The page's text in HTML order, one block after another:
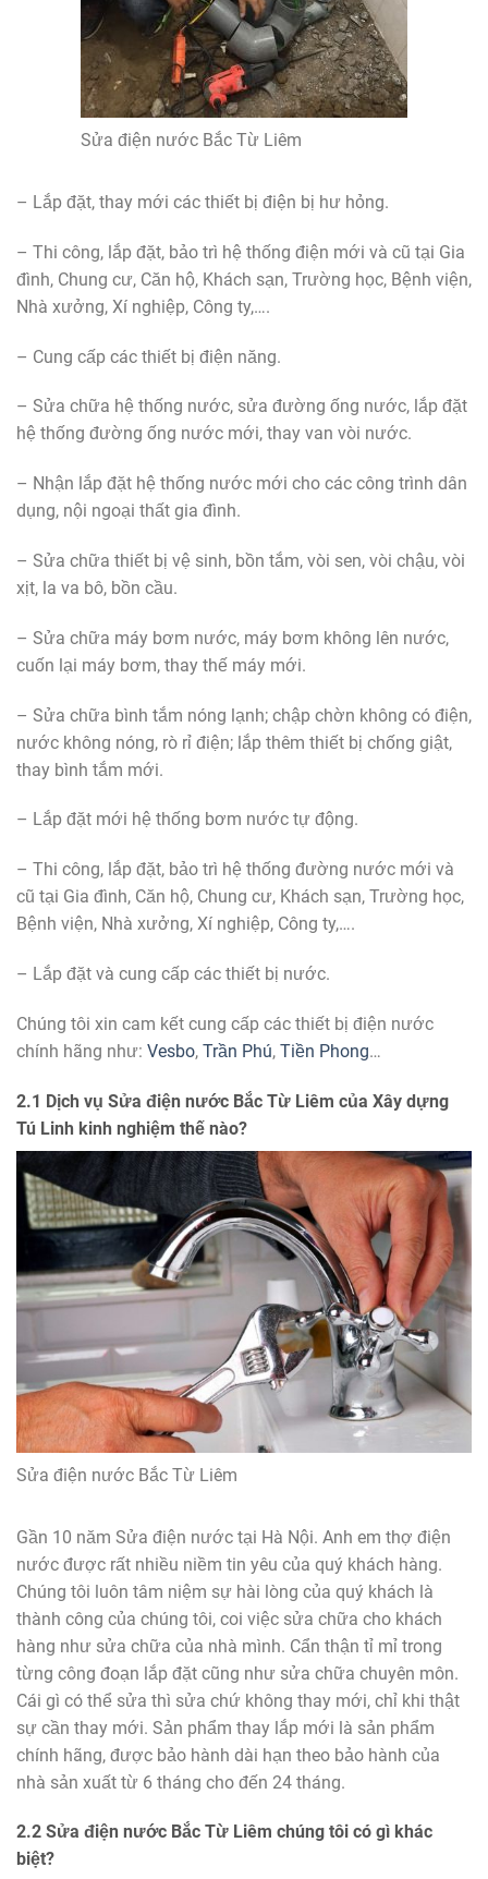
Sửa điện nước Bắc Từ Liêm
– Lắp đặt, thay mới các thiết bị điện bị hư hỏng.
– Thi công, lắp đặt, bảo trì hệ thống điện mới và cũ tại Gia
đình, Chung cư, Căn hộ, Khách sạn, Trường học, Bệnh viện,
Nhà xưởng, Xí nghiệp, Công ty,….
– Cung cấp các thiết bị điện năng.
– Sửa chữa hệ thống nước, sửa đường ống nước, lắp đặt
hệ thống đường ống nước mới, thay van vòi nước.
– Nhận lắp đặt hệ thống nước mới cho các công trình dân
dụng, nội ngoại thất gia đình.
– Sửa chữa thiết bị vệ sinh, bồn tắm, vòi sen, vòi chậu, vòi
xịt, la va bô, bồn cầu.
– Sửa chữa máy bơm nước, máy bơm không lên nước,
cuốn lại máy bơm, thay thế máy mới.
– Sửa chữa bình tắm nóng lạnh; chập chờn không có điện,
nước không nóng, rò rỉ điện; lắp thêm thiết bị chống giật,
thay bình tắm mới.
– Lắp đặt mới hệ thống bơm nước tự động.
– Thi công, lắp đặt, bảo trì hệ thống đường nước mới và
cũ tại Gia đình, Căn hộ, Chung cư, Khách sạn, Trường học,
Bệnh viện, Nhà xưởng, Xí nghiệp, Công ty,….
– Lắp đặt và cung cấp các thiết bị nước.
Chúng tôi xin cam kết cung cấp các thiết bị điện nước
chính hãng như: Vesbo, Trần Phú, Tiền Phong…
2.1 Dịch vụ Sửa điện nước Bắc Từ Liêm của Xây dựng
Tú Linh kinh nghiệm thế nào?
Sửa điện nước Bắc Từ Liêm
Gần 10 năm Sửa điện nước tại Hà Nội. Anh em thợ điện
nước được rất nhiều niềm tin yêu của quý khách hàng.
Chúng tôi luôn tâm niệm sự hài lòng của quý khách là
thành công của chúng tôi, coi việc sửa chữa cho khách
hàng như sửa chữa của nhà mình. Cẩn thận tỉ mỉ trong
từng công đoạn lắp đặt cũng như sửa chữa chuyên môn.
Cái gì có thể sửa thì sửa chứ không thay mới, chỉ khi thật
sự cần thay mới. Sản phẩm thay lắp mới là sản phẩm
chính hãng, được bảo hành dài hạn theo bảo hành của
nhà sản xuất từ 6 tháng cho đến 24 tháng.
2.2 Sửa điện nước Bắc Từ Liêm chúng tôi có gì khác
biệt?